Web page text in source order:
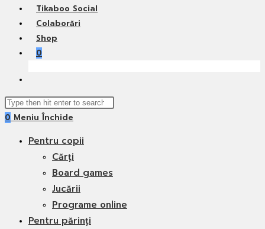
Tikaboo Social
Colaborări
Shop
0
search
Search
this
0 Meniu Închide
Pentru copii
Cărți
Board games
Jucării
Programe online
Pentru părinți